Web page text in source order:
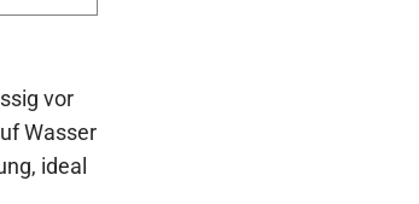
vor
Wasser
ideal